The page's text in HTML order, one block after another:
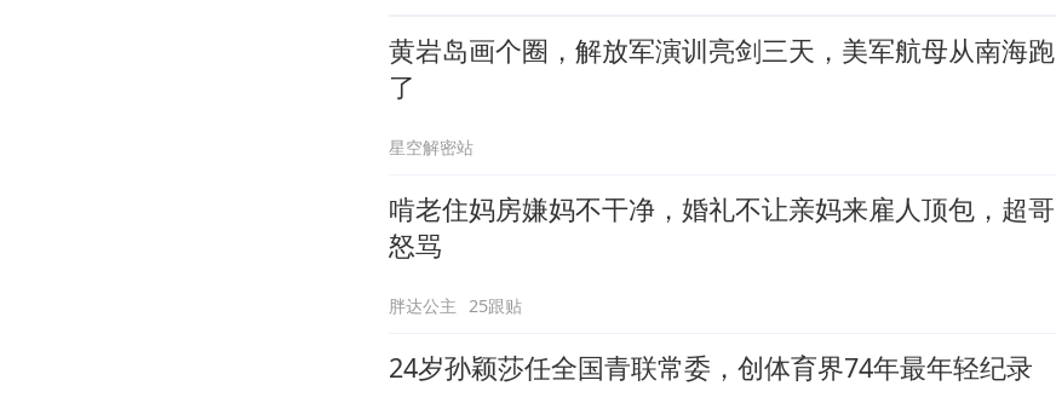
黄岩岛画个圈，解放军演训亮剑三天，美军航母从南海跑
了
星空解密站
啃老住妈房嫌妈不干净，婚礼不让亲妈来雇人顶包，超哥
怒骂
胖达公主 25跟贴
24岁孙颖莎任全国青联常委，创体育界74年最年轻纪录